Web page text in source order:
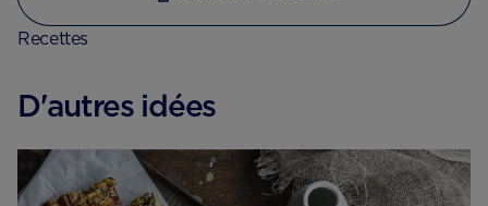
Recettes
D'autres idées